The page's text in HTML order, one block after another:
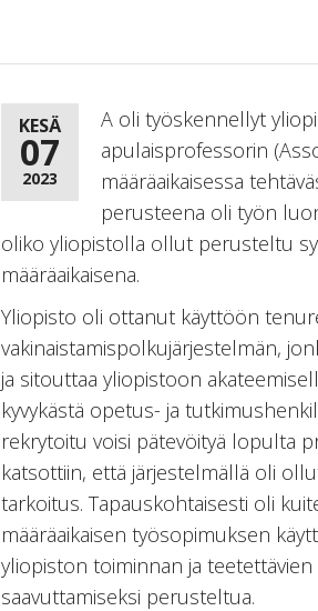
KESÄ
07
2023
A oli työskennellyt
apulaisprofessorin
määräaikaisessa
perusteena oli työn
oliko yliopistolla ollut perusteltu
määräaikaisena.
Yliopisto oli ottanut käyttöön
vakinaistamispolkujärjestelmän,
ja sitouttaa yliopistoon
kyvykästä opetus- ja
rekrytoitu voisi pätevöityä lopulta
katsottiin, että järjestelmällä oli
tarkoitus. Tapauskohtaisesti oli
määräaikaisen työsopimuksen
yliopiston toiminnan ja
saavuttamiseksi perusteltua.